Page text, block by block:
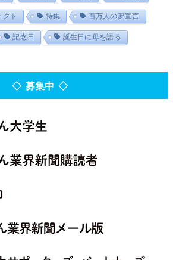
ト 特集 百万人の夢宣言
記念日 誕生日に母を語る
◇ 募集中 ◇